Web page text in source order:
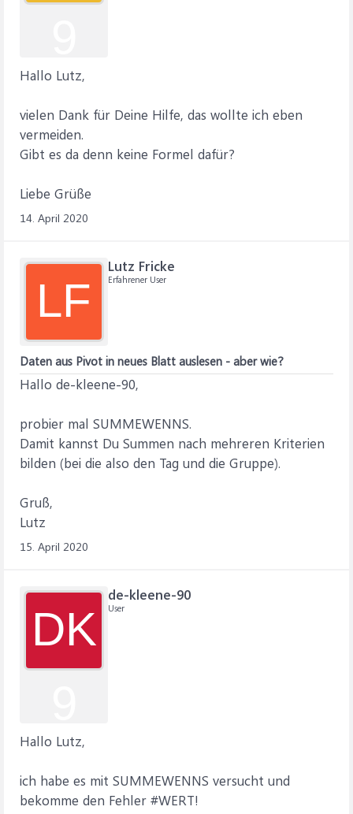
Hallo Lutz,
vielen Dank für Deine Hilfe, das wollte ich eben
vermeiden.
Gibt es da denn keine Formel dafür?
Liebe Grüße
14. April 2020
LF
Lutz Fricke
Erfahrener User
Daten aus Pivot in neues Blatt auslesen - aber wie?
Hallo de-kleene-90,
probier mal SUMMEWENNS.
Damit kannst Du Summen nach mehreren Kriterien
bilden (bei die also den Tag und die Gruppe).
Gruß,
Lutz
15. April 2020
DK
de-kleene-90
User
Hallo Lutz,
ich habe es mit SUMMEWENNS versucht und
bekomme den Fehler #WERT!